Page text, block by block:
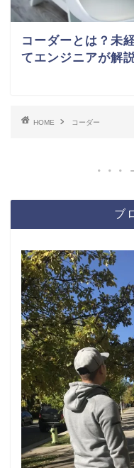
コーダーとは？未
てエンジニアが解説
HOME コーダー
ブ